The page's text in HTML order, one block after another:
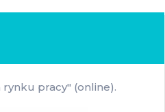
rynku pracy" (online).